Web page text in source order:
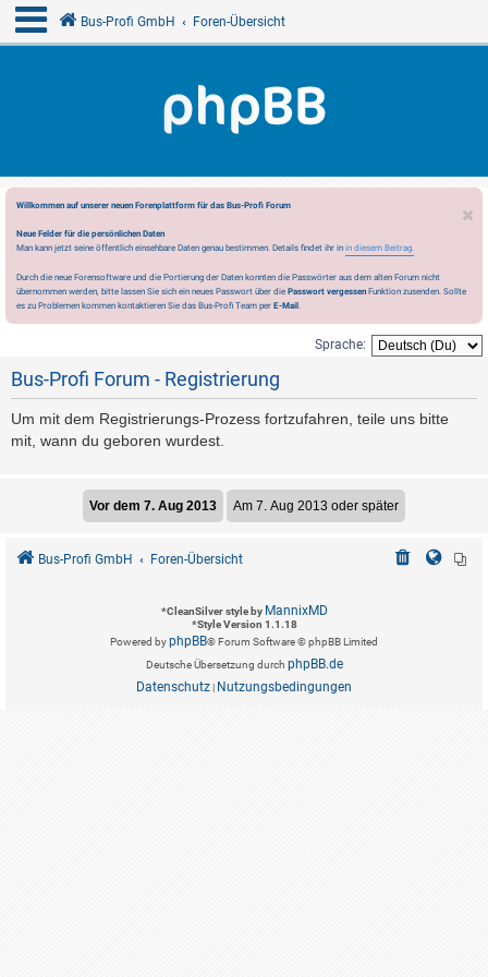
Bus-Profi GmbH Foren-Übersicht
Willkommen auf unserer neuen Forenplattform für das Bus-Profi Forum
Neue Felder für die persönlichen Daten
Man kann jetzt seine öffentlich einsehbare Daten genau bestimmen. Details findet ihr in in diesem Beitrag.
Durch die neue Forensoftware und die Portierung der Daten konnten die Passwörter aus dem alten Forum nicht
übernommen werden, bitte lassen Sie sich ein neues Passwort über die Passwort vergessen Funktion zusenden. Sollte
es zu Problemen kommen kontaktieren Sie das Bus-Profi Team per E-Mail.
Sprache:
Bus-Profi Forum - Registrierung
Um mit dem Registrierungs-Prozess fortzufahren, teile uns bitte
mit, wann du geboren wurdest.
Bus-Profi GmbH Foren-Übersicht
*CleanSilver style by MannixMD
*Style Version 1.1.18
Powered byphpBB® Forum Software © phpBB Limited
Deutsche Übersetzung durch phpBB.de
Datenschutz | Nutzungsbedingungen